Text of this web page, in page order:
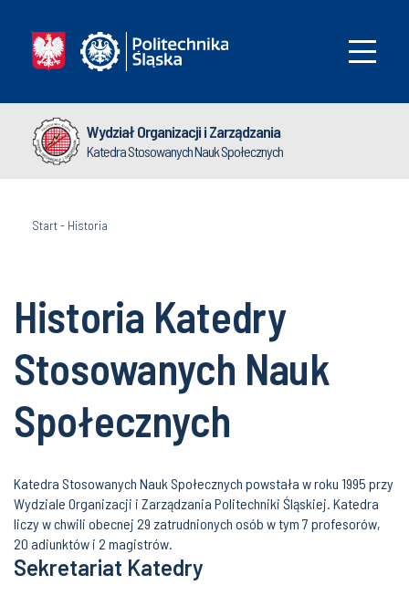
Wydział Organizacji i Zarządzania
Katedra Stosowanych Nauk Społecznych
Start- Historia
Historia Katedry
Stosowanych Nauk
Społecznych
Katedra Stosowanych Nauk Społecznych powstała w roku 1995 przy
Wydziale Organizacji i Zarządzania Politechniki Śląskiej. Katedra
liczy w chwili obecnej 29 zatrudnionych osób w tym 7 profesorów,
20 adiunktów i 2 magistrów.
Sekretariat Katedry